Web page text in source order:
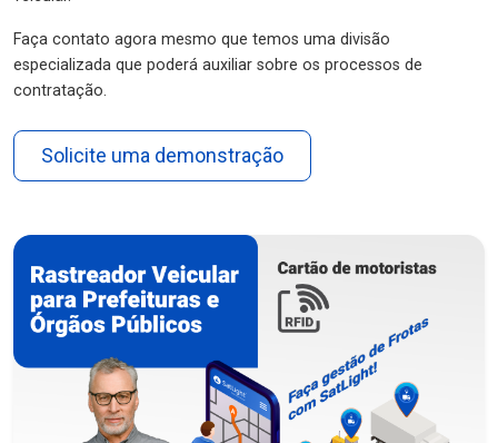
Faça contato agora mesmo que temos uma divisão
especializada que poderá auxiliar sobre os processos de
contratação.
Solicite uma demonstração